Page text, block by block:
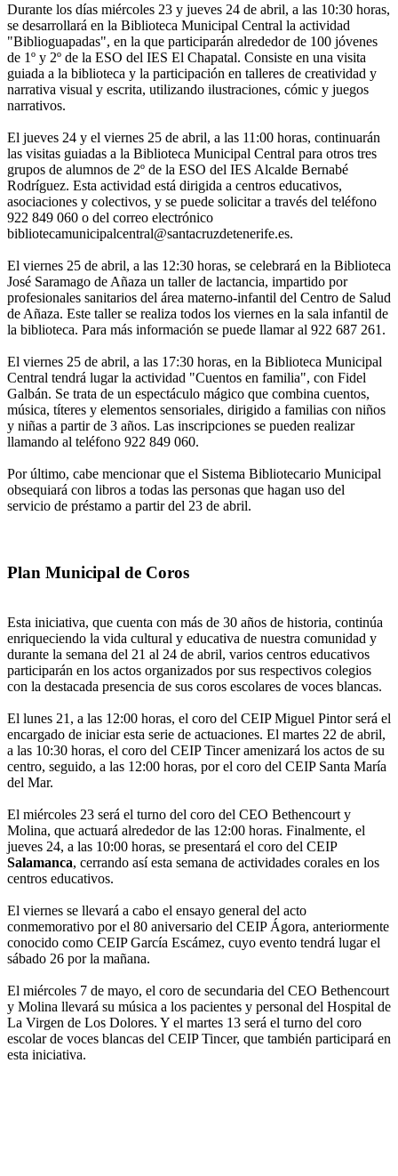
Durante los días miércoles 23 y jueves 24 de abril, a las 10:30 horas,
se desarrollará en la Biblioteca Municipal Central la actividad
"Biblioguapadas", en la que participarán alrededor de 100 jóvenes
de 1º y 2º de la ESO del IES El Chapatal. Consiste en una visita
guiada a la biblioteca y la participación en talleres de creatividad y
narrativa visual y escrita, utilizando ilustraciones, cómic y juegos
narrativos.
El jueves 24 y el viernes 25 de abril, a las 11:00 horas, continuarán
las visitas guiadas a la Biblioteca Municipal Central para otros tres
grupos de alumnos de 2º de la ESO del IES Alcalde Bernabé
Rodríguez. Esta actividad está dirigida a centros educativos,
asociaciones y colectivos, y se puede solicitar a través del teléfono
922 849 060 o del correo electrónico
bibliotecamunicipalcentral@santacruzdetenerife.es.
El viernes 25 de abril, a las 12:30 horas, se celebrará en la Biblioteca
José Saramago de Añaza un taller de lactancia, impartido por
profesionales sanitarios del área materno-infantil del Centro de Salud
de Añaza. Este taller se realiza todos los viernes en la sala infantil de
la biblioteca. Para más información se puede llamar al 922 687 261.
El viernes 25 de abril, a las 17:30 horas, en la Biblioteca Municipal
Central tendrá lugar la actividad "Cuentos en familia", con Fidel
Galbán. Se trata de un espectáculo mágico que combina cuentos,
música, títeres y elementos sensoriales, dirigido a familias con niños
y niñas a partir de 3 años. Las inscripciones se pueden realizar
llamando al teléfono 922 849 060.
Por último, cabe mencionar que el Sistema Bibliotecario Municipal
obsequiará con libros a todas las personas que hagan uso del
servicio de préstamo a partir del 23 de abril.
Plan Municipal de Coros
Esta iniciativa, que cuenta con más de 30 años de historia, continúa
enriqueciendo la vida cultural y educativa de nuestra comunidad y
durante la semana del 21 al 24 de abril, varios centros educativos
participarán en los actos organizados por sus respectivos colegios
con la destacada presencia de sus coros escolares de voces blancas.
El lunes 21, a las 12:00 horas, el coro del CEIP Miguel Pintor será el
encargado de iniciar esta serie de actuaciones. El martes 22 de abril,
a las 10:30 horas, el coro del CEIP Tincer amenizará los actos de su
centro, seguido, a las 12:00 horas, por el coro del CEIP Santa María
del Mar.
El miércoles 23 será el turno del coro del CEO Bethencourt y
Molina, que actuará alrededor de las 12:00 horas. Finalmente, el
jueves 24, a las 10:00 horas, se presentará el coro del CEIP
Salamanca, cerrando así esta semana de actividades corales en los
centros educativos.
El viernes se llevará a cabo el ensayo general del acto
conmemorativo por el 80 aniversario del CEIP Ágora, anteriormente
conocido como CEIP García Escámez, cuyo evento tendrá lugar el
sábado 26 por la mañana.
El miércoles 7 de mayo, el coro de secundaria del CEO Bethencourt
y Molina llevará su música a los pacientes y personal del Hospital de
La Virgen de Los Dolores. Y el martes 13 será el turno del coro
escolar de voces blancas del CEIP Tincer, que también participará en
esta iniciativa.